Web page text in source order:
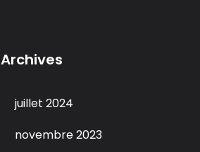
Archives
juillet 2024
novembre 2023